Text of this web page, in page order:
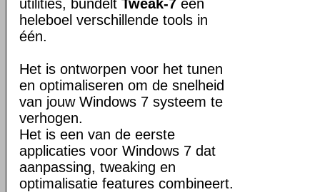
utilities, bundelt Tweak-7 een
heleboel verschillende tools in
één.
Het is ontworpen voor het tunen
en optimaliseren om de snelheid
van jouw Windows 7 systeem te
verhogen.
Het is een van de eerste
applicaties voor Windows 7 dat
aanpassing, tweaking en
optimalisatie features combineert.